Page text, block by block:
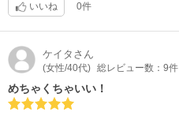
いいね 0件
ケイタ さん
(女性/40代) 総レビュー数：9件
めちゃくちゃいい！